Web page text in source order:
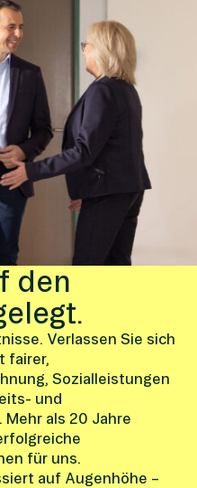
den
Verlassen Sie sich
fairer,
Sozialleistungen
und
als 20 Jahre
für uns.
auf Augenhöhe –